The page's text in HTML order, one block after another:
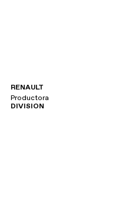
RENAULT
Productora
DIVISION